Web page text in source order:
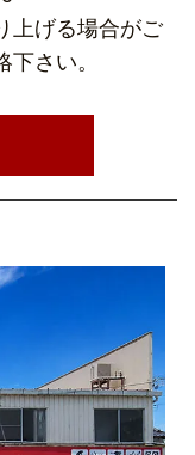
上げる場合がご
さい。